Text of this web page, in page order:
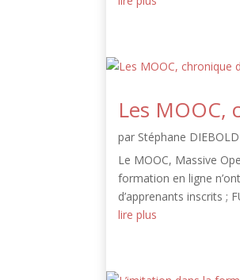
Les MOOC,
par Stéphane DIEBOLD
Le MOOC, Massive
formation en ligne
d’apprenants inscrits ;
lire plus